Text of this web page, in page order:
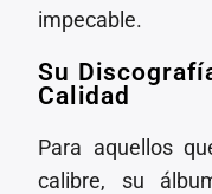
impecable.
Su
Calidad
Para aquellos
calibre, su